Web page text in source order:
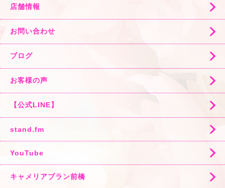
店舗情報
お問い合わせ
ブログ
お客様の声
【公式LINE】
stand.fm
YouTube
キャメリアブラン前橋